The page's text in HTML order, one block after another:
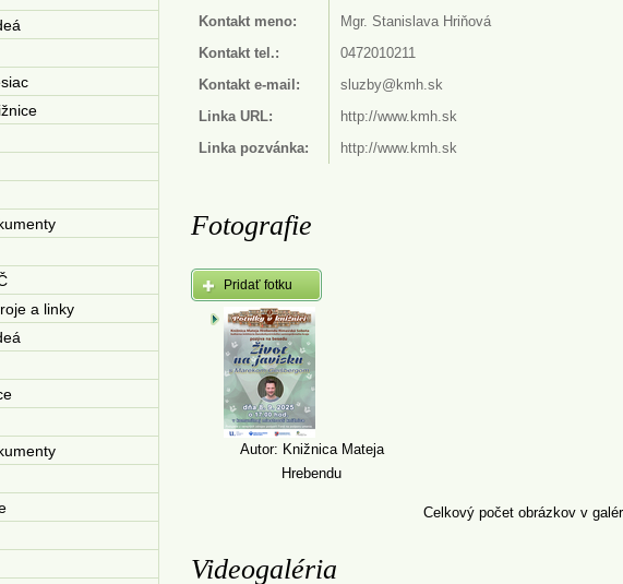
Kontakt meno:
Mgr. Stanislava Hriňová
Kontakt tel.:
0472010211
Kontakt e-mail:
sluzby@kmh.sk
Linka URL:
http://www.kmh.sk
Linka pozvánka:
http://www.kmh.sk
Fotografie
Pridať fotku
Autor: Knižnica Mateja
Hrebendu
Celkový počet obrázkov v
Videogaléria
a linky